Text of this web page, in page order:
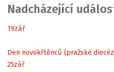
Nadcházející
19zář
Den novokřtěnců (pražské
25zář